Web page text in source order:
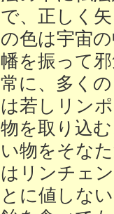
で、正しく
の色は宇宙
幡を振って
常に、多く
は若しリン
物を取り込
い物をそな
はリンチェ
とに値しな